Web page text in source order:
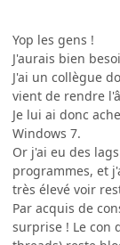
Yop les gens !
J'aurais bien
J'ai un collègue
vient de rendre
Je lui ai donc
Windows 7.
Or j'ai eu des
programmes, et
très élevé voir
Par acquis de
surprise ! Le con